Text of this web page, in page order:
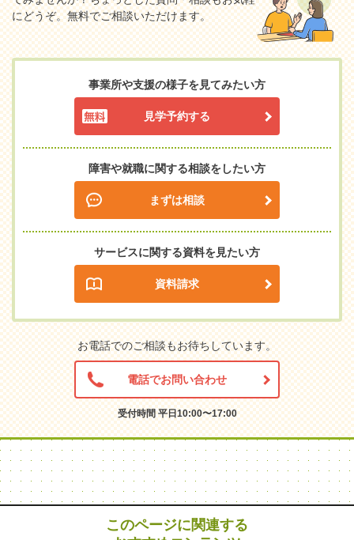
にどうぞ。無料でご相談いただけます。
事業所や支援の様子を見てみたい方
見学予約する
障害や就職に関する相談をしたい方
まずは相談
サービスに関する資料を見たい方
資料請求
お電話でのご相談もお待ちしています。
電話でお問い合わせ
受付時間 平日10:00〜17:00
このページに関連する